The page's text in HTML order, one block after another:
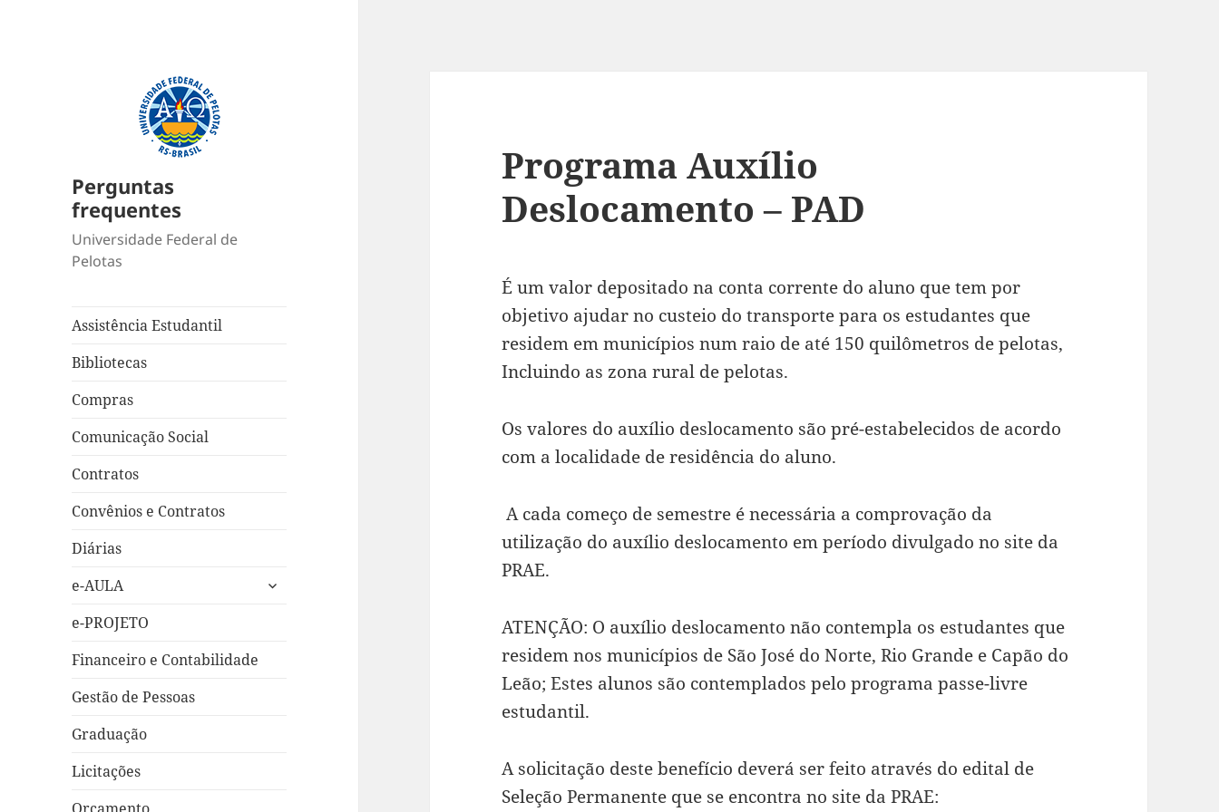
Perguntas
frequentes
Universidade Federal de
Pelotas
Assistência Estudantil
Bibliotecas
Compras
Comunicação Social
Contratos
Convênios e Contratos
Diárias
e-AULA
expandir
e-PROJETO
Financeiro e Contabilidade
Gestão de Pessoas
Graduação
Licitações
Programa Auxílio
Deslocamento – PAD
É um valor depositado na conta corrente do aluno que tem por
objetivo ajudar no custeio do transporte para os estudantes que
residem em municípios num raio de até 150 quilômetros de pelotas,
Incluindo as zona rural de pelotas.
Os valores do auxílio deslocamento são pré-estabelecidos de acordo
com a localidade de residência do aluno.
A cada começo de semestre é necessária a comprovação da
utilização do auxílio deslocamento em período divulgado no site da
PRAE.
ATENÇÃO: O auxílio deslocamento não contempla os estudantes que
residem nos municípios de São José do Norte, Rio Grande e Capão do
Leão; Estes alunos são contemplados pelo programa passe-livre
estudantil.
A solicitação deste benefício deverá ser feito através do edital de
Seleção Permanente que se encontra no site da PRAE: